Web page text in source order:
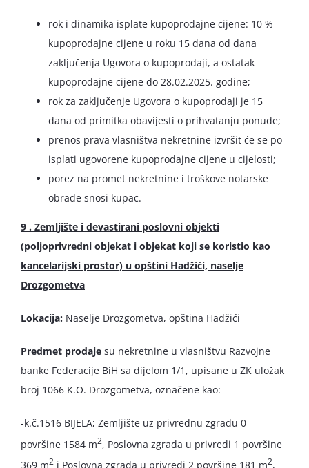
rok i dinamika isplate kupoprodajne cijene: 10 %
kupoprodajne cijene u roku 15 dana od dana
zaključenja Ugovora o kupoprodaji, a ostatak
kupoprodajne cijene do 28.02.2025. godine;
rok za zaključenje Ugovora o kupoprodaji je 15
dana od primitka obavijesti o prihvatanju ponude;
prenos prava vlasništva nekretnine izvršit će se po
isplati ugovorene kupoprodajne cijene u cijelosti;
porez na promet nekretnine i troškove notarske
obrade snosi kupac.
9 . Zemljište i devastirani poslovni objekti
(poljoprivredni objekat i objekat koji se koristio kao
kancelarijski prostor) u opštini Hadžići, naselje
Drozgometva
Lokacija: Naselje Drozgometva, opština Hadžići
Predmet prodaje su nekretnine u vlasništvu Razvojne
banke Federacije BiH sa dijelom 1/1, upisane u ZK uložak
broj 1066 K.O. Drozgometva, označene kao:
-k.č.1516 BIJELA; Zemljište uz privrednu zgradu 0
površine 1584 m2, Poslovna zgrada u privredi 1 površine
369 m2 i Poslovna zgrada u privredi 2 površine 181 m2,